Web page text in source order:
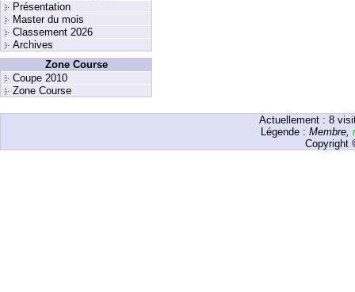
Présentation
Master du mois
Classement 2026
Archives
Zone Course
Coupe 2010
Zone Course
Actuellement : 8
Légende : Membre,
Copyright